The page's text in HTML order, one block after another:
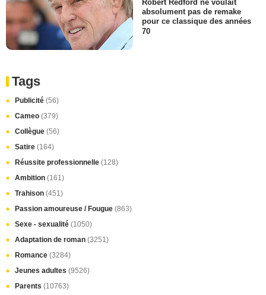
Robert Redford ne voulait
absolument pas de remake
pour ce classique des années
70
Tags
Publicité (56)
Cameo (379)
Collègue (56)
Satire (164)
Réussite professionnelle (128)
Ambition (161)
Trahison (451)
Passion amoureuse / Fougue (863)
Sexe - sexualité (1050)
Adaptation de roman (3251)
Romance (3284)
Jeunes adultes (9526)
Parents (10763)